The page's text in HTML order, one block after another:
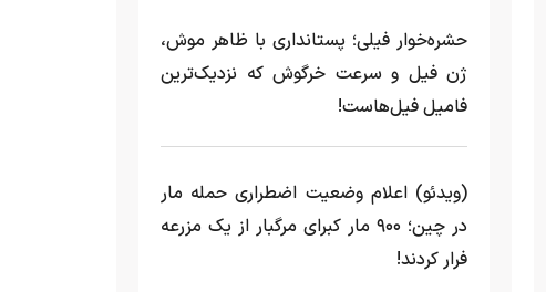
حشره‌خوار فیلی؛ پستانداری با ظاهر موش،
ژن فیل و سرعت خرگوش که نزدیک‌ترین
فامیل فیل‌هاست!
(ویدئو) اعلام وضعیت اضطراری حمله مار‌
در چین؛ ۹۰۰ مار کبرای مرگبار از یک مزرعه‌
فرار کردند!